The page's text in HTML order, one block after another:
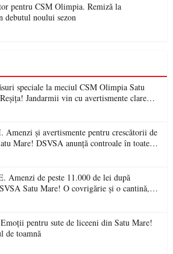
pentru CSM Olimpia. Remiză la
debutul noului sezon
speciale la meciul CSM Olimpia Satu
Jandarmii vin cu avertismente clare
și avertismente pentru crescătorii de
Mare! DSVSA anunță controale în toate
apel la respectarea legii
Amenzi de peste 11.000 de lei după
Satu Mare! O covrigărie și o cantină,
nereguli
pentru sute de liceeni din Satu Mare!
de toamnă